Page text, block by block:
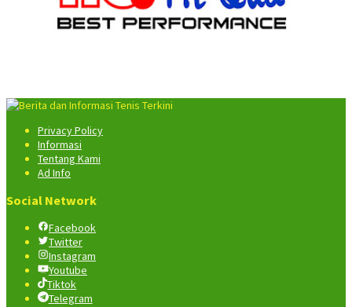
Privacy Policy
Informasi
Tentang Kami
Ad Info
Social Network
Facebook
Twitter
Instagram
Youtube
Tiktok
Telegram